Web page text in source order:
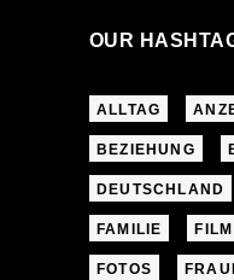
OUR
ALLTAG
BEZIEHUNG
DEUTSCHLAND
FAMILIE FILM
FOTOS